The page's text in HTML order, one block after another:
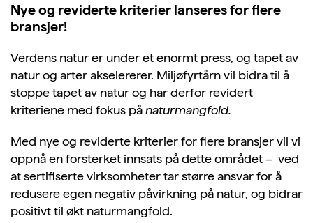
Nye og reviderte kriterier lanseres for flere
bransjer!
Verdens natur er under et enormt press, og tapet av
natur og arter akselererer. Miljøfyrtårn vil bidra til å
stoppe tapet av natur og har derfor revidert
kriteriene med fokus pånaturmangfold.
Med nye og reviderte kriterier for flere bransjer vil vi
oppnå en forsterket innsats på dette området – ved
at sertifiserte virksomheter tar større ansvar for å
redusere egen negativ påvirkning på natur, og bidrar
positivt til økt naturmangfold.